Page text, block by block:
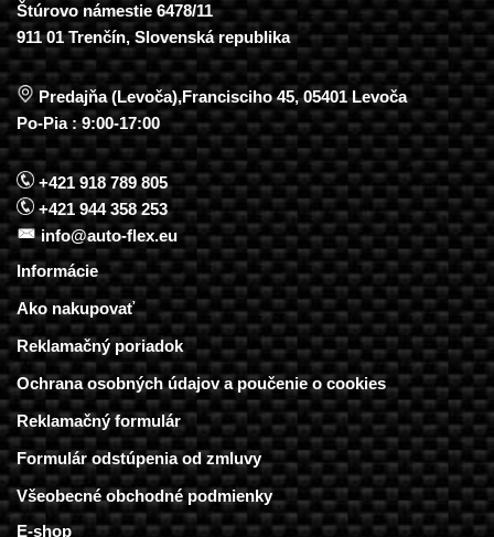
Štúrovo námestie 6478/11
911 01 Trenčín, Slovenská republika
Predajňa (Levoča),Francisciho 45, 05401 Levoča
Po-Pia : 9:00-17:00
+421 918 789 805
+421 944 358 253
info@auto-flex.eu
Informácie
Ako nakupovať
Reklamačný poriadok
Ochrana osobných údajov a poučenie o cookies
Reklamačný formulár
Formulár odstúpenia od zmluvy
Všeobecné obchodné podmienky
E-shop